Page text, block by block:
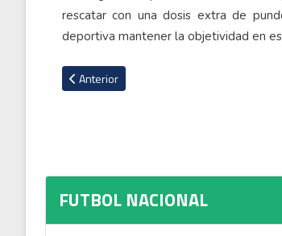
rescatar con una dosis extra de
deportiva mantener la objetividad en
Artículo anterior: Pérez Zeledón recibe
Anterior
FUTBOL NACIONAL